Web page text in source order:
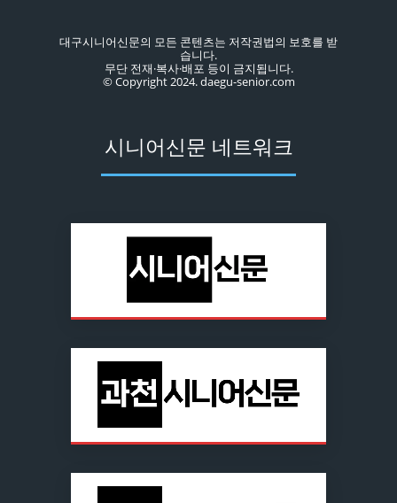
대구시니어신문의 모든 콘텐츠는 저작권법의 보호를 받
습니다.
무단 전재·복사·배포 등이 금지됩니다.
© Copyright 2024. daegu-senior.com
시니어신문 네트워크